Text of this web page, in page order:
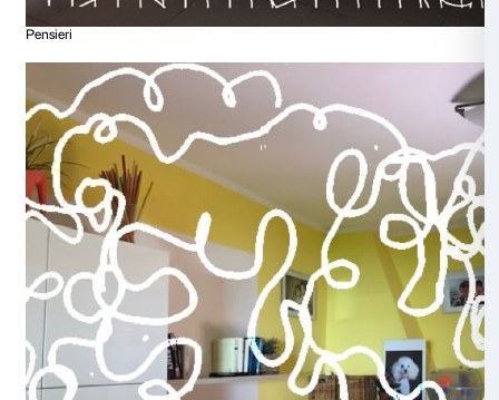
Dusk Till Dawn